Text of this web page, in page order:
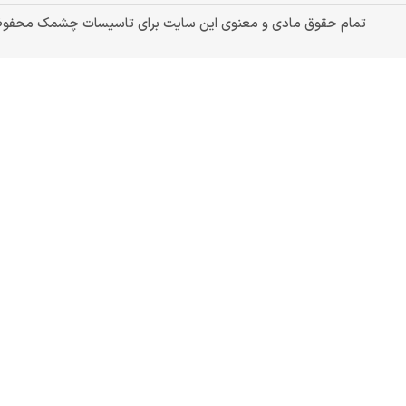
تمام حقوق مادی و معنوی این سایت برای تاسیسات چشمک